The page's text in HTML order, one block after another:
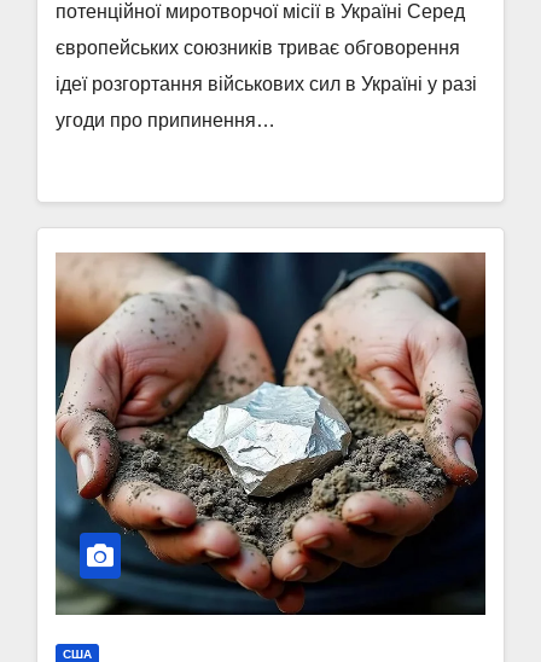
потенційної миротворчої місії в Україні Серед
європейських союзників триває обговорення
ідеї розгортання військових сил в Україні у разі
угоди про припинення…
США